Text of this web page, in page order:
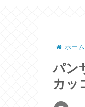
ホーム
パン
カッ